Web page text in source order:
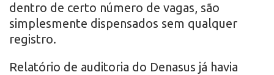
dentro de certo número de vagas, são
simplesmente dispensados sem qualquer
registro.
Relatório de auditoria do Denasus já havia